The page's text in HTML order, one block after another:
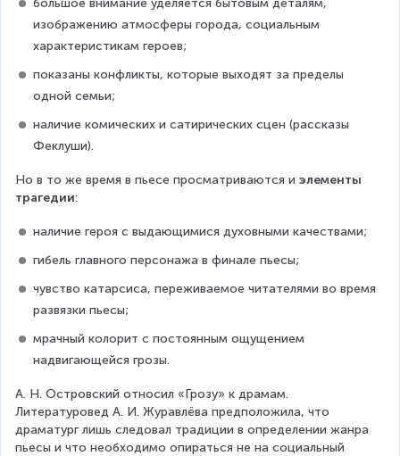
изображению атмосферы города, социальным
характеристикам героев;
показаны конфликты, которые выходят за пределы
одной семьи;
наличие комических и сатирических сцен (рассказы
Феклуши).
Но в то же время в пьесе просматриваются и элементы
трагедии:
наличие героя с выдающимися духовными качествами;
гибель главного персонажа в финале пьесы;
чувство катарсиса, переживаемое читателями во время
развязки пьесы;
мрачный колорит с постоянным ощущением
надвигающейся грозы.
А. Н. Островский относил «Грозу» к драмам.
Литературовед А. И. Журавлёва предположила, что
драматург лишь следовал традиции в определении жанра
пьесы и что необходимо опираться не на социальный